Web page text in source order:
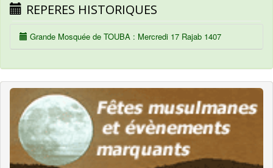
REPERES HISTORIQUES
Grande Mosquée de TOUBA : Mercredi 17 Rajab 1407